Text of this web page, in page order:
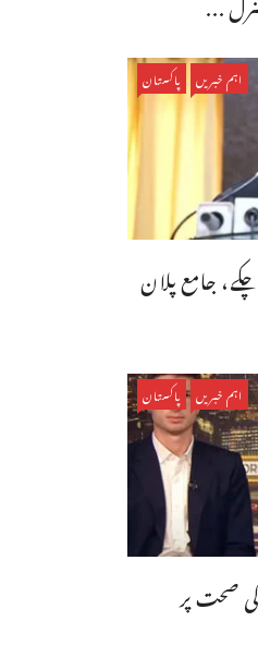
اہم خبریں پاکستان
جامع پلان
اہم خبریں پاکستان
صحت پر